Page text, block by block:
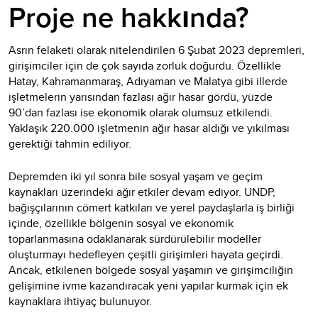
Proje ne hakkında?
Asrın felaketi olarak nitelendirilen 6 Şubat 2023 depremleri,
girişimciler için de çok sayıda zorluk doğurdu. Özellikle
Hatay, Kahramanmaraş, Adıyaman ve Malatya gibi illerde
işletmelerin yarısından fazlası ağır hasar gördü, yüzde
90’dan fazlası ise ekonomik olarak olumsuz etkilendi.
Yaklaşık 220.000 işletmenin ağır hasar aldığı ve yıkılması
gerektiği tahmin ediliyor.
Depremden iki yıl sonra bile sosyal yaşam ve geçim
kaynakları üzerindeki ağır etkiler devam ediyor. UNDP,
bağışçılarının cömert katkıları ve yerel paydaşlarla iş birliği
içinde, özellikle bölgenin sosyal ve ekonomik
toparlanmasına odaklanarak sürdürülebilir modeller
oluşturmayı hedefleyen çeşitli girişimleri hayata geçirdi.
Ancak, etkilenen bölgede sosyal yaşamın ve girişimciliğin
gelişimine ivme kazandıracak yeni yapılar kurmak için ek
kaynaklara ihtiyaç bulunuyor.